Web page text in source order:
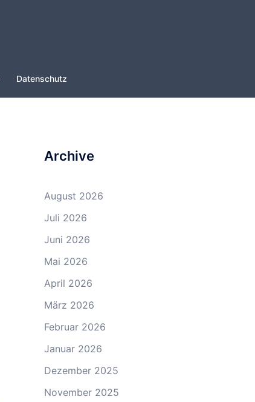
Datenschutz
Archive
August 2026
Juli 2026
Juni 2026
Mai 2026
April 2026
März 2026
Februar 2026
Januar 2026
Dezember 2025
November 2025